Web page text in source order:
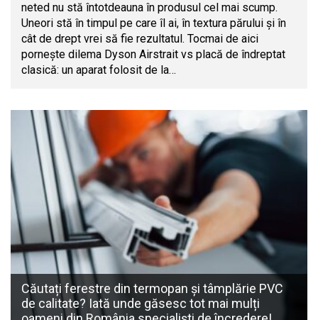
neted nu stă întotdeauna în produsul cel mai scump.
Uneori stă în timpul pe care îl ai, în textura părului și în
cât de drept vrei să fie rezultatul. Tocmai de aici
pornește dilema Dyson Airstrait vs placă de îndreptat
clasică: un aparat folosit de la…
Căutați ferestre din termopan și tâmplărie PVC
de calitate? Iată unde găsesc tot mai mulți